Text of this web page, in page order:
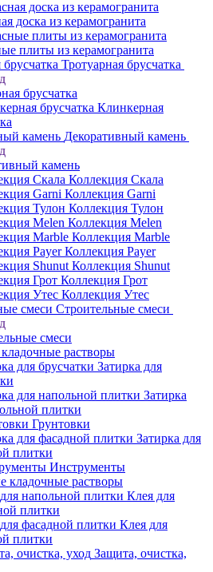
доска из керамогранита
плиты из керамогранита
Тротуарная брусчатка
брусчатка
Клинкерная
Декоративный камень
камень
Коллекция Скала
Коллекция Garni
Коллекция Тулон
Коллекция Melen
Коллекция Marble
Коллекция Payer
Коллекция Shunut
Коллекция Грот
Коллекция Утес
Строительные смеси
смеси
растворы
Затирка для
Затирка
плитки
Грунтовки
Затирка для
плитки
Инструменты
кладочные растворы
Клея для
плитки
Клея для
плитки
Защита, очистка,